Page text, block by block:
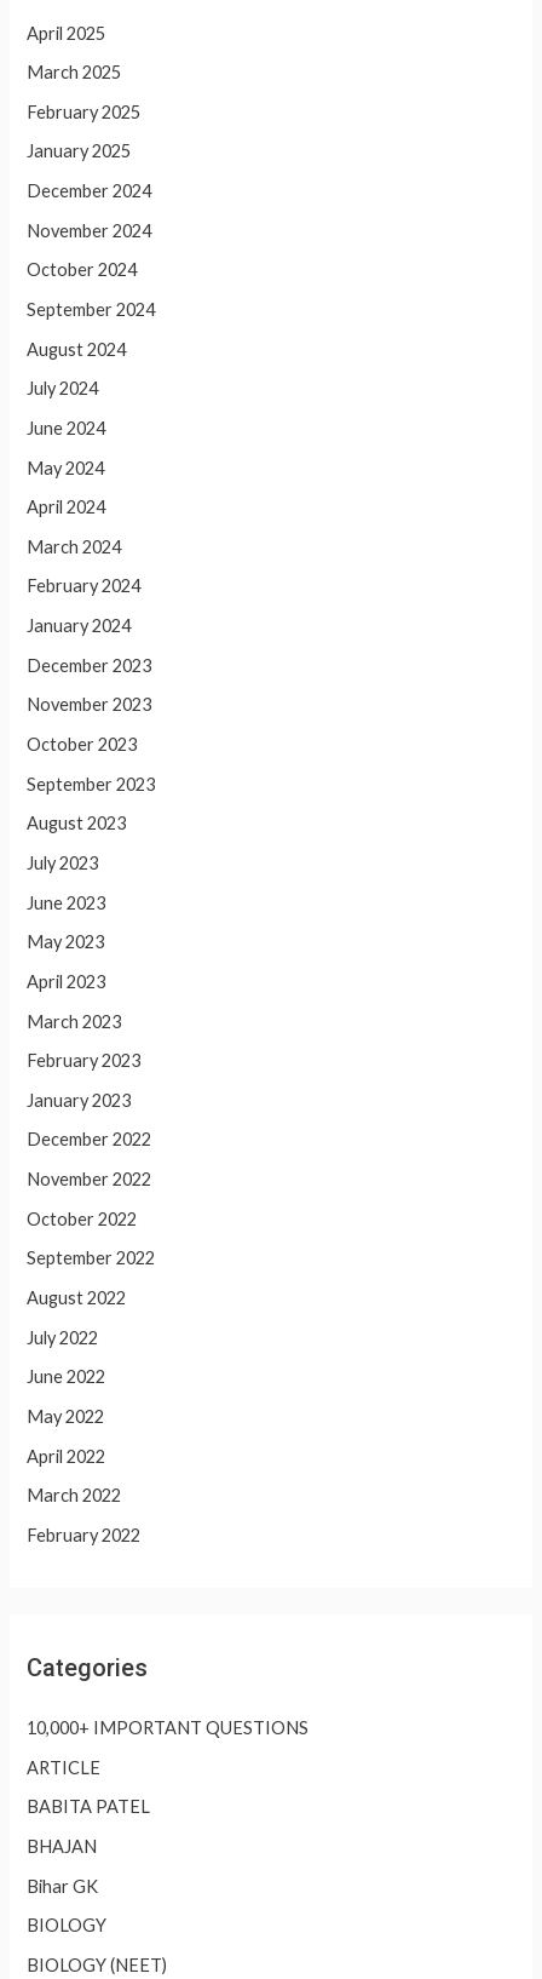
April 2025
March 2025
February 2025
January 2025
December 2024
November 2024
October 2024
September 2024
August 2024
July 2024
June 2024
May 2024
April 2024
March 2024
February 2024
January 2024
December 2023
November 2023
October 2023
September 2023
August 2023
July 2023
June 2023
May 2023
April 2023
March 2023
February 2023
January 2023
December 2022
November 2022
October 2022
September 2022
August 2022
July 2022
June 2022
May 2022
April 2022
March 2022
February 2022
Categories
10,000+ IMPORTANT QUESTIONS
ARTICLE
BABITA PATEL
BHAJAN
Bihar GK
BIOLOGY
BIOLOGY (NEET)